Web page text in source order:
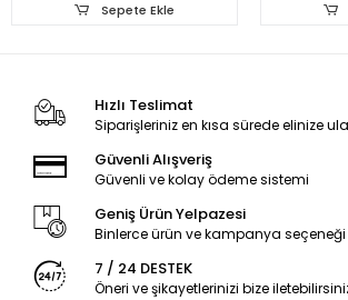
Sepete Ekle
Hızlı Teslimat
Siparişleriniz en kısa sürede elinize
Güvenli Alışveriş
Güvenli ve kolay ödeme sistemi
Geniş Ürün Yelpazesi
Binlerce ürün ve kampanya seçeneği
7 / 24 DESTEK
Öneri ve şikayetlerinizi bize